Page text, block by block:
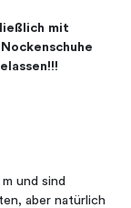
mit
und sind
aber natürlich